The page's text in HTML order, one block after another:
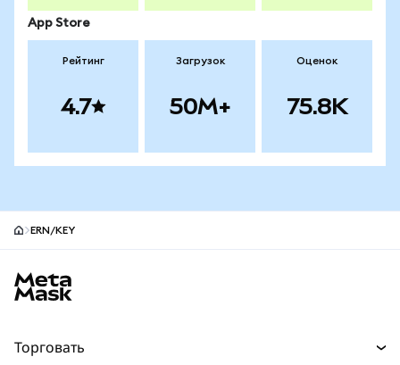
App Store
Рейтинг
4.7
Загрузок
50M+
Оценок
75.8K
ERN/KEY
Торговать